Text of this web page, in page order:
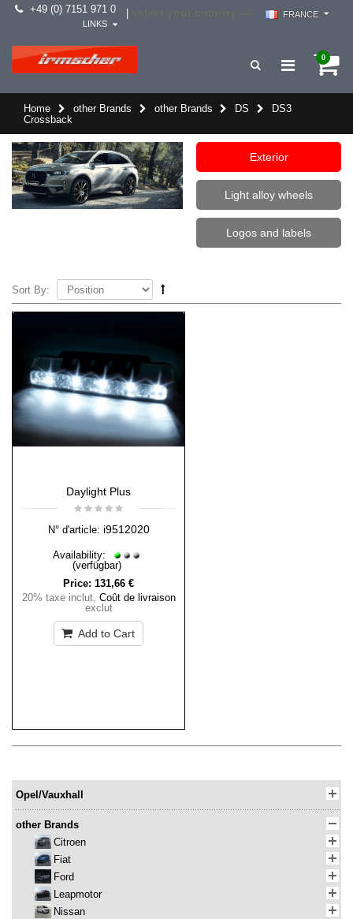
+49 (0) 7151 971 0
FRANCE
LINKS
0
Home other Brands other Brands DS
DS3
Crossback
Exterior
Light alloy wheels
Logos and labels
Sort By:
Daylight Plus
N° d'article: i9512020
Availability:
(verfügbar)
Price: 131,66 €
20% taxe inclut, Coût de livraison
exclut
Add to Cart
Opel/Vauxhall
other Brands
Citroen
Fiat
Ford
Leapmotor
Nissan